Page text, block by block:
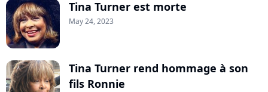
Tina Turner est morte
May 24, 2023
Tina Turner rend hommage à son
fils Ronnie